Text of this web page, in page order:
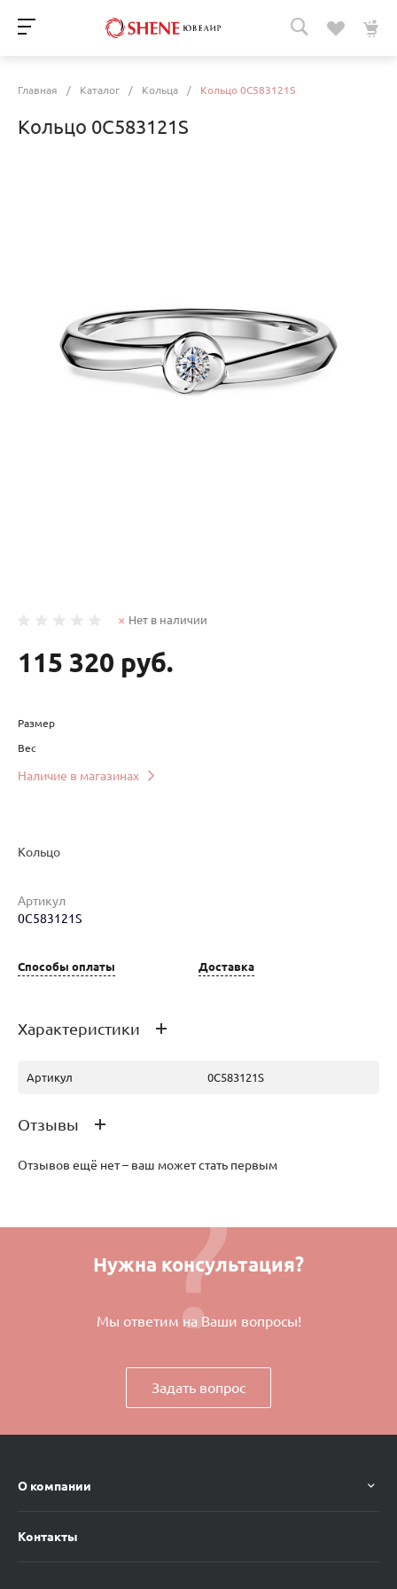
Главная / Каталог / Кольца / Кольцо 0C583121S
Кольцо 0C583121S
Нет в наличии
115 320 руб.
Размер
Вес
Наличие в магазинах
Наименование товара
Кольцо
Артикул
0C583121S
Способы оплаты Доставка
Характеристики
Артикул 0C583121S
Отзывы
Отзывов ещё нет – ваш может стать первым
Нужна консультация?
Мы ответим на Ваши вопросы!
Задать вопрос
О компании
Контакты